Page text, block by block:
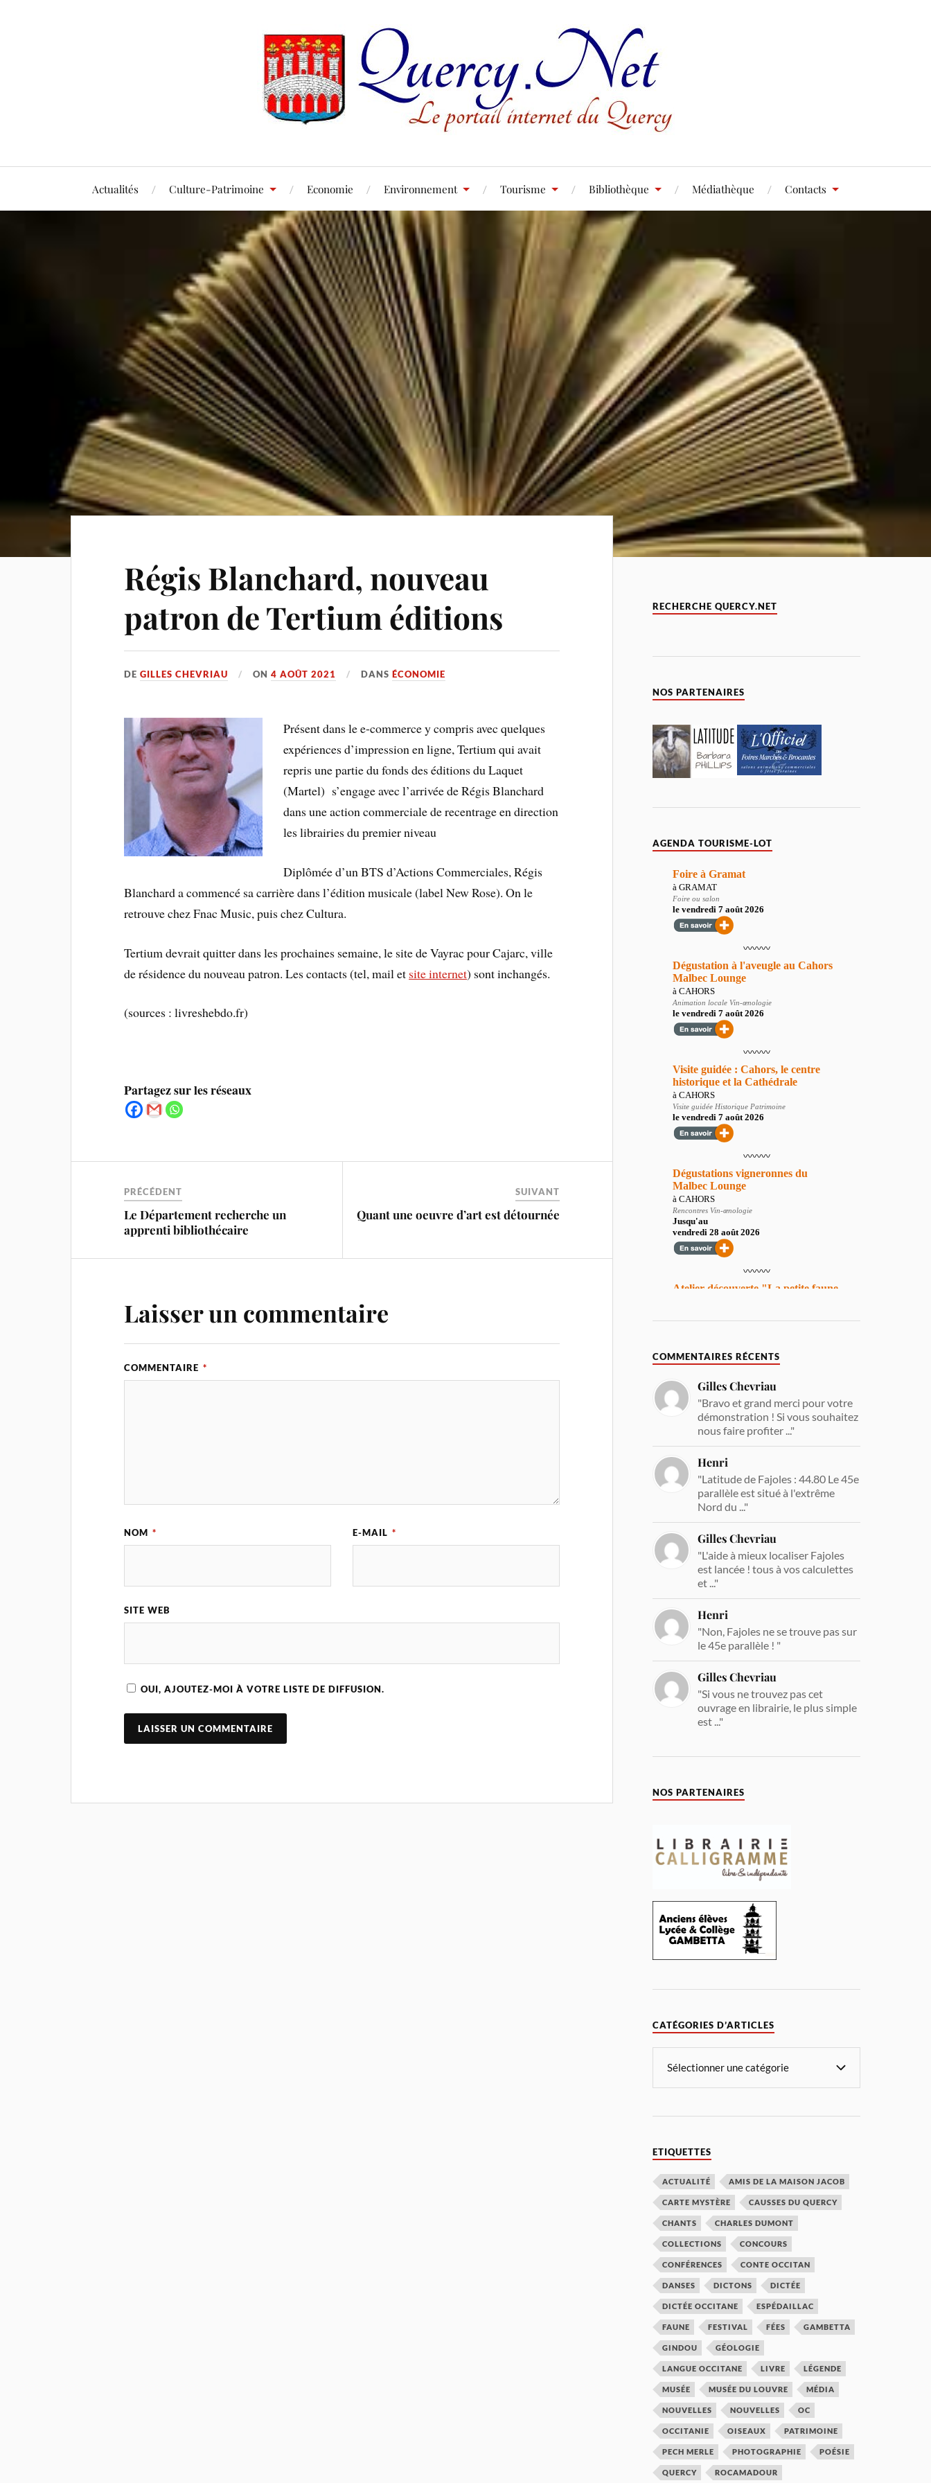
Actualités Culture-Patrimoine Economie Environnement Tourisme Bibliothèque Médiathèque Contacts
Régis Blanchard, nouveau
patron de Tertium éditions
DEGILLES CHEVRIAU ON4 AOÛT 2021 DANSÉCONOMIE
Présent dans le e-commerce y compris avec quelques
expériences d’impression en ligne, Tertium qui avait
repris une partie du fonds des éditions du Laquet
(Martel) s’engage avec l’arrivée de Régis Blanchard
dans une action commerciale de recentrage en direction
les librairies du premier niveau
Diplômée d’un BTS d’Actions Commerciales, Régis
Blanchard a commencé sa carrière dans l’édition musicale (label New Rose). On le
retrouve chez Fnac Music, puis chez Cultura.
Tertium devrait quitter dans les prochaines semaine, le site de Vayrac pour Cajarc, ville
de résidence du nouveau patron. Les contacts (tel, mail et site internet) sont inchangés.
(sources : livreshebdo.fr)
Partagez sur les réseaux
PRÉCÉDENT
Le Département recherche un
apprenti bibliothécaire
SUIVANT
Quant une oeuvre d’art est détournée
Laisser un commentaire
COMMENTAIRE *
NOM * E-MAIL *
SITE WEB
OUI, AJOUTEZ-MOI À VOTRE LISTE DE DIFFUSION.
RECHERCHE QUERCY.NET
NOS PARTENAIRES
AGENDA TOURISME-LOT
COMMENTAIRES RÉCENTS
Gilles Chevriau
"Bravo et grand merci pour votre
démonstration ! Si vous souhaitez
nous faire profiter ..."
Henri
"Latitude de Fajoles : 44.80 Le 45e
parallèle est situé à l'extrême
Nord du ..."
Gilles Chevriau
"L'aide à mieux localiser Fajoles
est lancée ! tous à vos calculettes
et ..."
Henri
"Non, Fajoles ne se trouve pas sur
le 45e parallèle ! "
Gilles Chevriau
"Si vous ne trouvez pas cet
ouvrage en librairie, le plus simple
est ..."
NOS PARTENAIRES
CATÉGORIES D’ARTICLES
ETIQUETTES
ACTUALITÉ AMIS DE LA MAISON JACOB
CARTE MYSTÈRE CAUSSES DU QUERCY
CHANTS CHARLES DUMONT
COLLECTIONS CONCOURS
CONFÉRENCES CONTE OCCITAN
DANSES DICTONS DICTÉE
DICTÉE OCCITANE ESPÉDAILLAC
FAUNE FESTIVAL FÉES GAMBETTA
GINDOU GÉOLOGIE
LANGUE OCCITANE LIVRE LÉGENDE
MUSÉE MUSÉE DU LOUVRE MÉDIA
NOUVELLES NOUVELLES OC
OCCITANIE OISEAUX PATRIMOINE
PECH MERLE PHOTOGRAPHIE POÉSIE
QUERCY ROCAMADOUR